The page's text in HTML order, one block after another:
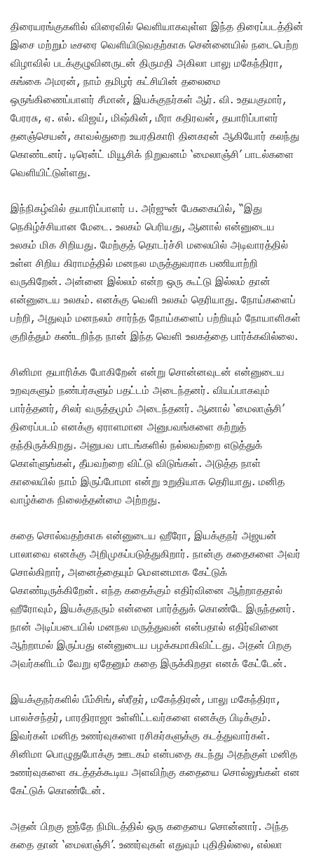
திரையரங்குகளில் விரைவில் வெளியாகவுள்ள‌ இந்த திரைப்படத்தின்
இசை மற்றும் டீசரை வெளியிடுவதற்காக‌ சென்னையில் நடைபெற்ற
விழாவில் படக்குழுவினருடன் திருமதி அகிலா பாலு மகேந்திரா,
கங்கை அமரன், நாம் தமிழர் கட்சியின் தலைமை
ஒருங்கிணைப்பாளர் சீமான், இயக்குநர்கள் ஆர். வி. உதயகுமார்,
பேரரசு, ஏ. எல். விஜய், மிஷ்கின், மீரா கதிரவன், தயாரிப்பாளர்
தனஞ்செயன், காவல்துறை உயரதிகாரி தினகரன் ஆகியோர் கலந்து
கொண்டனர். டிரென்ட் மியூசிக் நிறுவனம் ‘மைலாஞ்சி’ பாடல்களை
வெளியிட்டுள்ளது.
இந்நிகழ்வில் தயாரிப்பாளர் ப. அர்ஜுன் பேசுகையில், “இது
நெகிழ்ச்சியான மேடை. உலகம் பெரியது, ஆனால் என்னுடைய
உலகம் மிக சிறியது. மேற்குத் தொடர்ச்சி மலையில் அடிவாரத்தில்
உள்ள சிறிய கிராமத்தில் மனநல மருத்துவராக பணியாற்றி
வருகிறேன். அன்னை இல்லம் என்ற ஒரு கூட்டு இல்லம் தான்
என்னுடைய உலகம். எனக்கு வெளி உலகம் தெரியாது. நோய்களைப்
பற்றி, அதுவும் மனநலம் சார்ந்த நோய்களைப் பற்றியும் நோயாளிகள்
குறித்தும் கண்டறிந்த நான் இந்த வெளி உலகத்தை பார்க்கவில்லை.
சினிமா தயாரிக்க போகிறேன் என்று சொன்னவுடன் என்னுடைய
உறவுகளும் நண்பர்களும் பதட்ட‌ம் அடைந்தனர். வியப்பாகவும்
பார்த்தனர், சிலர் வருத்தமும் அடைந்தனர். ஆனால் ‘மைலாஞ்சி’
திரைப்படம் எனக்கு ஏராளமான அனுபவங்களை கற்றுத்
தந்திருக்கிறது. அனுபவ பாடங்களில் நல்லவற்றை எடுத்துக்
கொள்ளுங்கள், தீயவற்றை விட்டு விடுங்கள். அடுத்த நாள்
காலையில் நாம் இருப்போமா என்று உறுதியாக தெரியாது. மனித
வாழ்க்கை நிலைத்தன்மை அற்றது.
கதை சொல்வதற்காக என்னுடைய ஹீரோ, இயக்குநர் அஜயன்
பாலாவை எனக்கு அறிமுகப்படுத்துகிறார். நான்கு கதைகளை அவர்
சொல்கிறார், அனைத்தையும் மௌனமாக கேட்டுக்
கொண்டிருக்கிறேன்.‌ எந்த கதைக்கும் எதிர்வினை ஆற்றாததால்
ஹீரோவும், இயக்குநரும் என்னை பார்த்துக் கொண்டே இருந்தனர்.‌
நான் அடிப்படையில் மனநல மருத்துவன் என்பதால் எதிர்வினை
ஆற்றாமல் இருப்பது என்னுடைய பழக்கமாகிவிட்டது.‌ அதன் பிறகு
அவர்களிடம் வேறு ஏதேனும் கதை இருக்கிறதா எனக் கேட்டேன்.
இயக்குநர்களில் பீம்சிங், ஸ்ரீதர், மகேந்திரன், பாலு மகேந்திரா,
பாலச்சந்தர், பாரதிராஜா உள்ளிட்டவ‌ர்களை எனக்கு பிடிக்கும்.
இவர்கள் மனித உணர்வுகளை ரசிகர்களுக்கு கடத்துவார்கள்.
சினிமா பொழுதுபோக்கு ஊடகம் என்பதை கடந்து அதற்குள் மனித
உணர்வுகளை கடத்தக்கூடிய அளவிற்கு கதையை சொல்லுங்கள் என
கேட்டுக் கொண்டேன்.‌
அதன் பிறகு ஐந்தே நிமிடத்தில் ஒரு கதையை சொன்னார்.‌ அந்த
கதை தான் ‘மைலாஞ்சி’. உணர்வுகள் எதுவும் புதிதில்லை, எல்லா